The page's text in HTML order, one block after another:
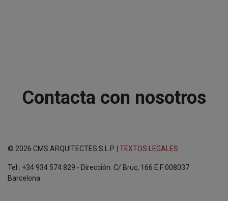
Contacta con nosotros
© 2026 CMS ARQUITECTES S.L.P. | TEXTOS LEGALES
Tel.: +34 934 574 829 - Dirección: C/ Bruc, 166 E.F 008037
Barcelona